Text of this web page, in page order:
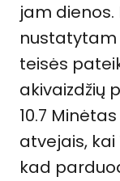
jam dienos.
nustatytam
teisės
akivaizdžių
10.7
atvejais,
kad